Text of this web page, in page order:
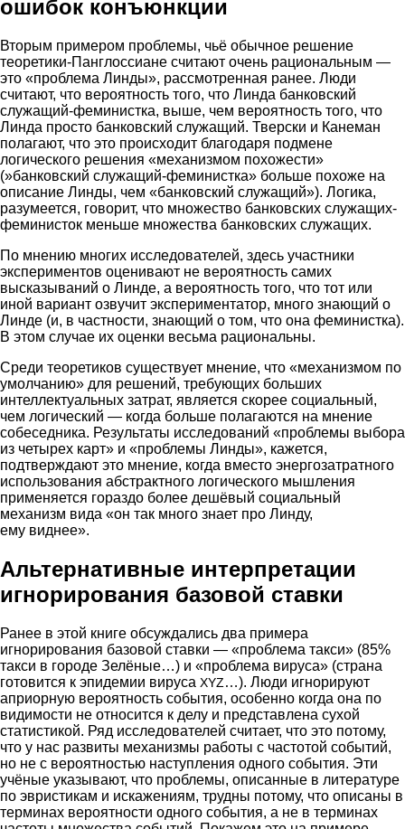
ошибок конъюнкции
Вторым примером проблемы, чьё обычное решение
теоретики-Панглоссиане считают очень рациональным —
это «проблема Линды», рассмотренная ранее. Люди
считают, что вероятность того, что Линда банковский
служащий-феминистка, выше, чем вероятность того, что
Линда просто банковский служащий. Тверски и Канеман
полагают, что это происходит благодаря подмене
логического решения «механизмом похожести»
(»банковский служащий-феминистка» больше похоже на
описание Линды, чем «банковский служащий»). Логика,
разумеется, говорит, что множество банковских служащих-
феминисток меньше множества банковских служащих.
По мнению многих исследователей, здесь участники
экспериментов оценивают не вероятность самих
высказываний о Линде, а вероятность того, что тот или
иной вариант озвучит экспериментатор, много знающий о
Линде (и, в частности, знающий о том, что она феминистка).
В этом случае их оценки весьма рациональны.
Среди теоретиков существует мнение, что «механизмом по
умолчанию» для решений, требующих больших
интеллектуальных затрат, является скорее социальный,
чем логический — когда больше полагаются на мнение
собеседника. Результаты исследований «проблемы выбора
из четырех карт» и «проблемы Линды», кажется,
подтверждают это мнение, когда вместо энергозатратного
использования абстрактного логического мышления
применяется гораздо более дешёвый социальный
механизм вида «он так много знает про Линду,
ему виднее».
Альтернативные интерпретации
игнорирования базовой ставки
Ранее в этой книге обсуждались два примера
игнорирования базовой ставки — «проблема такси» (85%
такси в городе Зелёные…) и «проблема вируса» (страна
готовится к эпидемии вируса XYZ…). Люди игнорируют
априорную вероятность события, особенно когда она по
видимости не относится к делу и представлена сухой
статистикой. Ряд исследователей считает, что это потому,
что у нас развиты механизмы работы с частотой событий,
но не с вероятностью наступления одного события. Эти
учёные указывают, что проблемы, описанные в литературе
по эвристикам и искажениям, трудны потому, что описаны в
терминах вероятности одного события, а не в терминах